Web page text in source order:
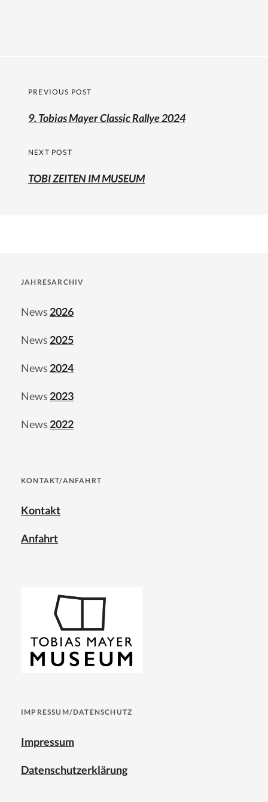
Beitragsnavigation
PREVIOUS POST
Previous
9. Tobias Mayer Classic Rallye 2024
NEXT POST
TOBI ZEITEN IM MUSEUM
JAHRESARCHIV
News 2026
News 2025
News 2024
News 2023
News 2022
KONTAKT/ANFAHRT
Kontakt
Anfahrt
IMPRESSUM/DATENSCHUTZ
Impressum
Datenschutzerklärung